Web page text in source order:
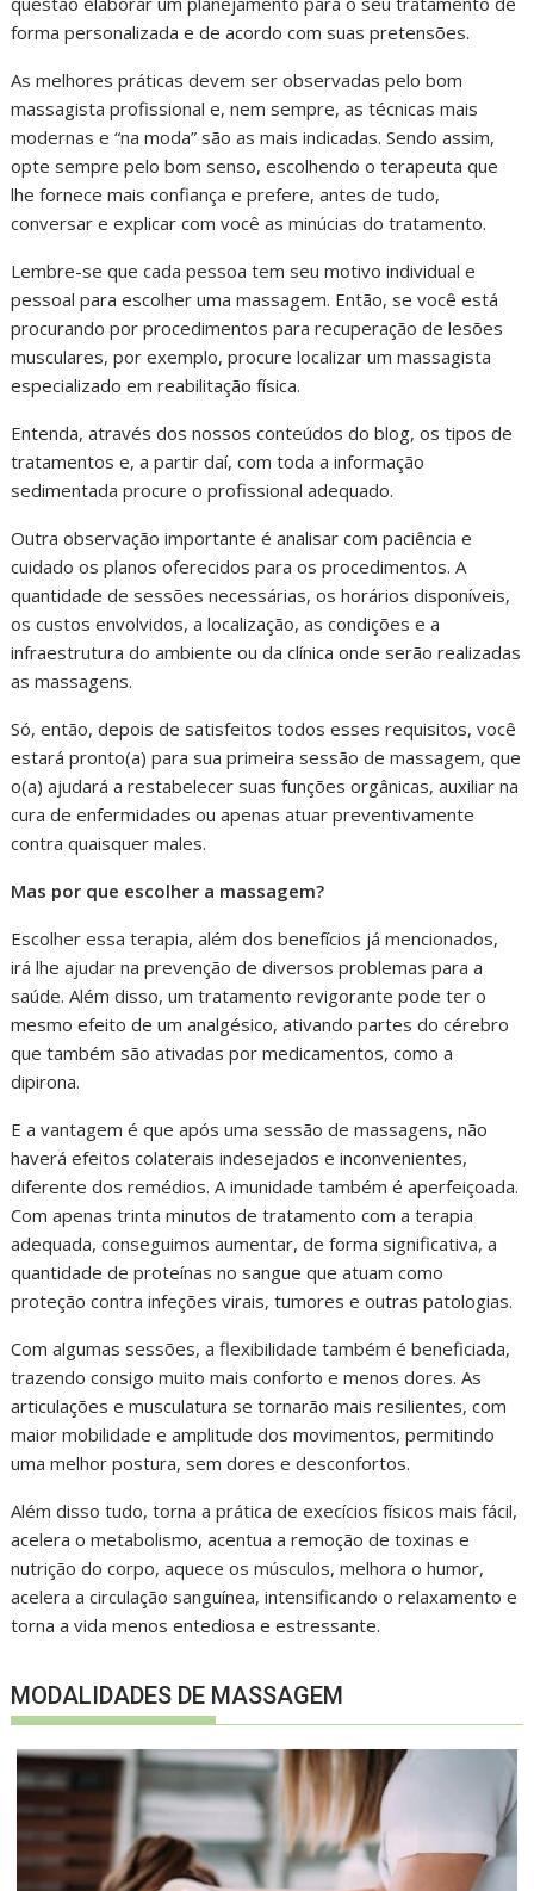
forma personalizada e de acordo com suas pretensões.
As melhores práticas devem ser observadas pelo bom
massagista profissional e, nem sempre, as técnicas mais
modernas e “na moda” são as mais indicadas. Sendo assim,
opte sempre pelo bom senso, escolhendo o terapeuta que
lhe fornece mais confiança e prefere, antes de tudo,
conversar e explicar com você as minúcias do tratamento.
Lembre-se que cada pessoa tem seu motivo individual e
pessoal para escolher uma massagem. Então, se você está
procurando por procedimentos para recuperação de lesões
musculares, por exemplo, procure localizar um massagista
especializado em reabilitação física.
Entenda, através dos nossos conteúdos do blog, os tipos de
tratamentos e, a partir daí, com toda a informação
sedimentada procure o profissional adequado.
Outra observação importante é analisar com paciência e
cuidado os planos oferecidos para os procedimentos. A
quantidade de sessões necessárias, os horários disponíveis,
os custos envolvidos, a localização, as condições e a
infraestrutura do ambiente ou da clínica onde serão realizadas
as massagens.
Só, então, depois de satisfeitos todos esses requisitos, você
estará pronto(a) para sua primeira sessão de massagem, que
o(a) ajudará a restabelecer suas funções orgânicas, auxiliar na
cura de enfermidades ou apenas atuar preventivamente
contra quaisquer males.
Mas por que escolher a massagem?
Escolher essa terapia, além dos benefícios já mencionados,
irá lhe ajudar na prevenção de diversos problemas para a
saúde. Além disso, um tratamento revigorante pode ter o
mesmo efeito de um analgésico, ativando partes do cérebro
que também são ativadas por medicamentos, como a
dipirona.
E a vantagem é que após uma sessão de massagens, não
haverá efeitos colaterais indesejados e inconvenientes,
diferente dos remédios. A imunidade também é aperfeiçoada.
Com apenas trinta minutos de tratamento com a terapia
adequada, conseguimos aumentar, de forma significativa, a
quantidade de proteínas no sangue que atuam como
proteção contra infeções virais, tumores e outras patologias.
Com algumas sessões, a flexibilidade também é beneficiada,
trazendo consigo muito mais conforto e menos dores. As
articulações e musculatura se tornarão mais resilientes, com
maior mobilidade e amplitude dos movimentos, permitindo
uma melhor postura, sem dores e desconfortos.
Além disso tudo, torna a prática de execícios físicos mais fácil,
acelera o metabolismo, acentua a remoção de toxinas e
nutrição do corpo, aquece os músculos, melhora o humor,
acelera a circulação sanguínea, intensificando o relaxamento e
torna a vida menos entediosa e estressante.
MODALIDADES DE MASSAGEM